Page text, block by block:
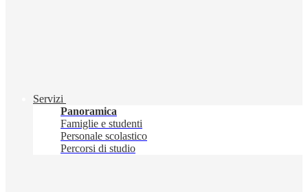
Servizi
Panoramica
Famiglie e studenti
Personale scolastico
Percorsi di studio